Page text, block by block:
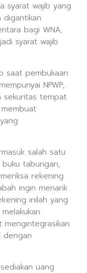
syarat wajib yang
digantikan
bagi WNA,
syarat wajib
saat pembukaan
NPWP,
sekuritas tempat
salah satu
tabungan,
rekening
ingin menarik
inilah yang
dengan
uang